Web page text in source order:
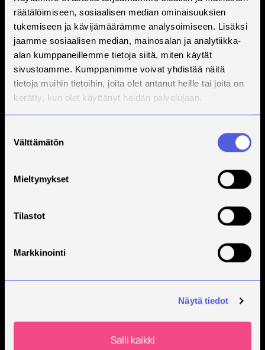
räätälöimiseen, sosiaalisen median ominaisuuksien
tukemiseen ja kävijämäärämme analysoimiseen. Lisäksi
jaamme sosiaalisen median, mainosalan ja analytiikka-
alan kumppaneillemme tietoja siitä, miten käytät
sivustoamme. Kumppanimme voivat yhdistää näitä
tietoja muihin tietoihin, joita olet antanut heille tai joita on
kerätty, kun olet käyttänyt heidän palvelujaan.
valinta
Välttämätön
Mieltymykset
Tilastot
Markkinointi
Näytä tiedot
Salli kaikki